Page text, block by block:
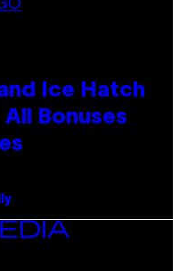
Ice Hatch
All Bonuses